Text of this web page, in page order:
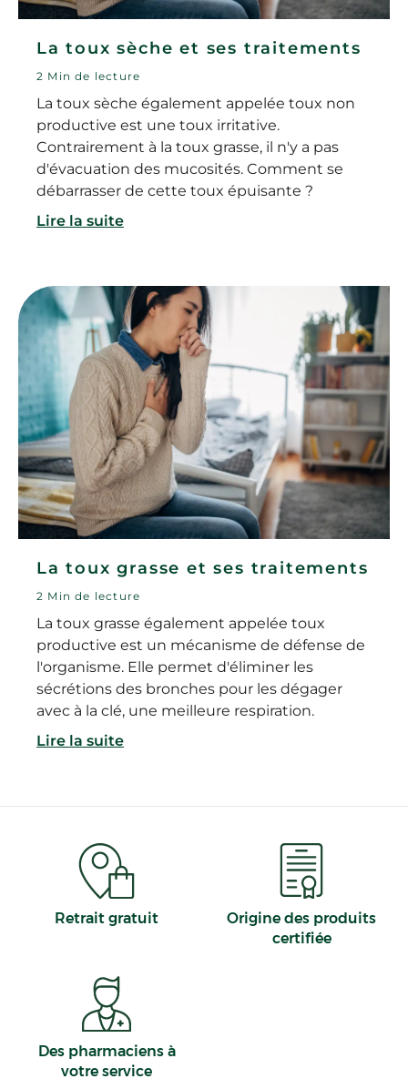
La toux sèche et ses traitements
2 Min de lecture
La toux sèche également appelée toux non
productive est une toux irritative.
Contrairement à la toux grasse, il n'y a pas
d'évacuation des mucosités. Comment se
débarrasser de cette toux épuisante ?
Lire la suite
La toux grasse et ses traitements
2 Min de lecture
La toux grasse également appelée toux
productive est un mécanisme de défense de
l'organisme. Elle permet d'éliminer les
sécrétions des bronches pour les dégager
avec à la clé, une meilleure respiration.
Lire la suite
Retrait gratuit
Origine des produits
certifiée
Des pharmaciens à
votre service